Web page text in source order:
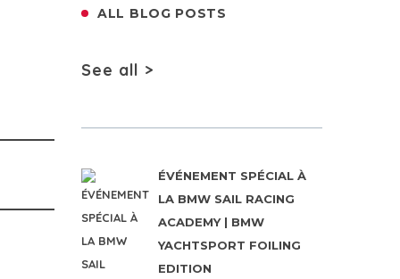
ALL BLOG POSTS
See all >
ÉVÉNEMENT SPÉCIAL À
LA BMW SAIL RACING
ACADEMY | BMW
YACHTSPORT FOILING
EDITION